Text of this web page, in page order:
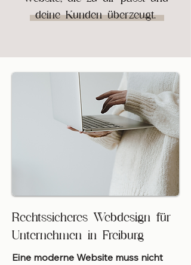
deine Kunden überzeugt.
Rechtssicheres Webdesign für
Unternehmen in Freiburg
Eine moderne Website muss nicht